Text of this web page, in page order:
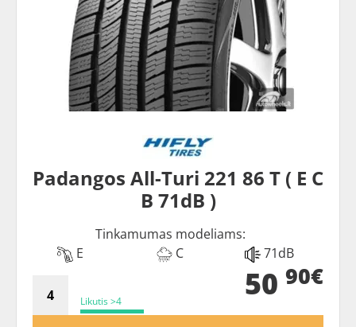
Padangos All-Turi 221 86 T ( E C
B 71dB )
Tinkamumas modeliams:
E
C 71dB
Likutis >4 50 90€